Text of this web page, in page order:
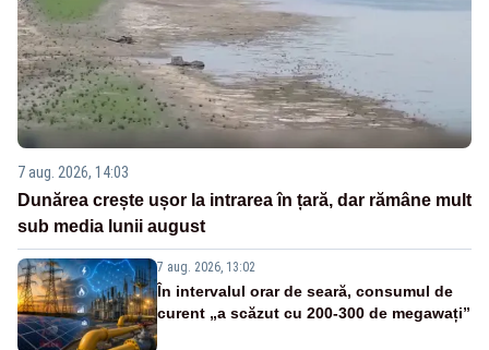
7 aug. 2026, 14:03
Dunărea crește ușor la intrarea în țară, dar rămâne mult
sub media lunii august
7 aug. 2026, 13:02
În intervalul orar de seară, consumul de
curent „a scăzut cu 200-300 de megawați”